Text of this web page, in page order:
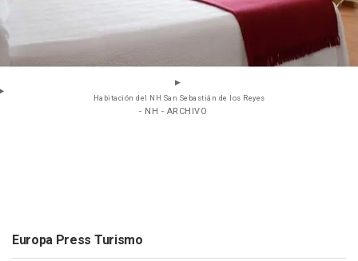
Habitación del NH San Sebastián de los Reyes
- NH - ARCHIVO
Europa Press Turismo